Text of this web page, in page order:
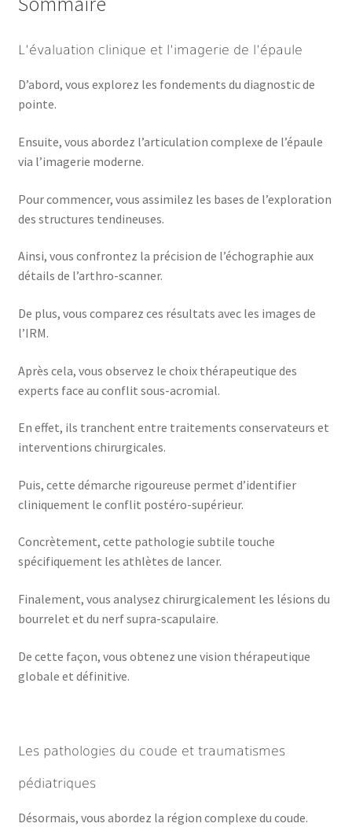
L’évaluation clinique et l’imagerie de l’épaule
D’abord, vous explorez les fondements du diagnostic de
pointe.
Ensuite, vous abordez l’articulation complexe de l’épaule
via l’imagerie moderne.
Pour commencer, vous assimilez les bases de l’exploration
des structures tendineuses.
Ainsi, vous confrontez la précision de l’échographie aux
détails de l’arthro-scanner.
De plus, vous comparez ces résultats avec les images de
l’IRM.
Après cela, vous observez le choix thérapeutique des
experts face au conflit sous-acromial.
En effet, ils tranchent entre traitements conservateurs et
interventions chirurgicales.
Puis, cette démarche rigoureuse permet d’identifier
cliniquement le conflit postéro-supérieur.
Concrètement, cette pathologie subtile touche
spécifiquement les athlètes de lancer.
Finalement, vous analysez chirurgicalement les lésions du
bourrelet et du nerf supra-scapulaire.
De cette façon, vous obtenez une vision thérapeutique
globale et définitive.
Les pathologies du coude et traumatismes
pédiatriques
Désormais, vous abordez la région complexe du coude.